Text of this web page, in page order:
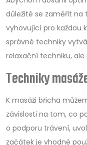
důležité se zaměřit na
vyhovující pro každou
správné techniky
relaxační techniku,
Techniky
K masáži břicha
závislosti na tom, co
o podporu trávení,
začátek je vhodné